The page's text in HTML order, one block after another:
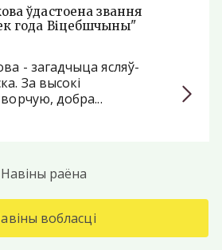
ўдастоена звання
года Віцебшчыны"
- загадчыца ясляў-
За высокі
добра...
Навіны раёна
вобласці